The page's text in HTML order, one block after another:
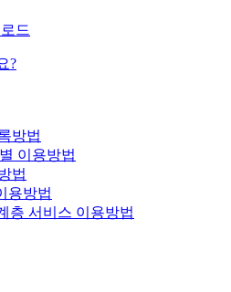
드
?
방법
이용방법
법
용방법
층 서비스 이용방법